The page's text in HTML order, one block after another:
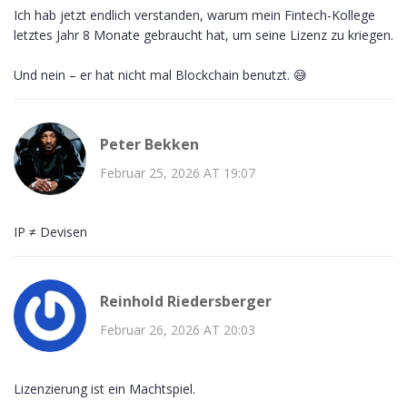
Ich hab jetzt endlich verstanden, warum mein Fintech-Kollege
letztes Jahr 8 Monate gebraucht hat, um seine Lizenz zu kriegen.
Und nein – er hat nicht mal Blockchain benutzt. 😅
Peter Bekken
Februar 25, 2026 AT 19:07
IP ≠ Devisen
Reinhold Riedersberger
Februar 26, 2026 AT 20:03
Lizenzierung ist ein Machtspiel.